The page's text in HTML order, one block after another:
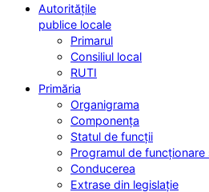
Autoritățile
publice locale
Primarul
Consiliul local
RUTI
Primăria
Organigrama
Componența
Statul de funcții
Programul de funcționare
Conducerea
Extrase din legislație